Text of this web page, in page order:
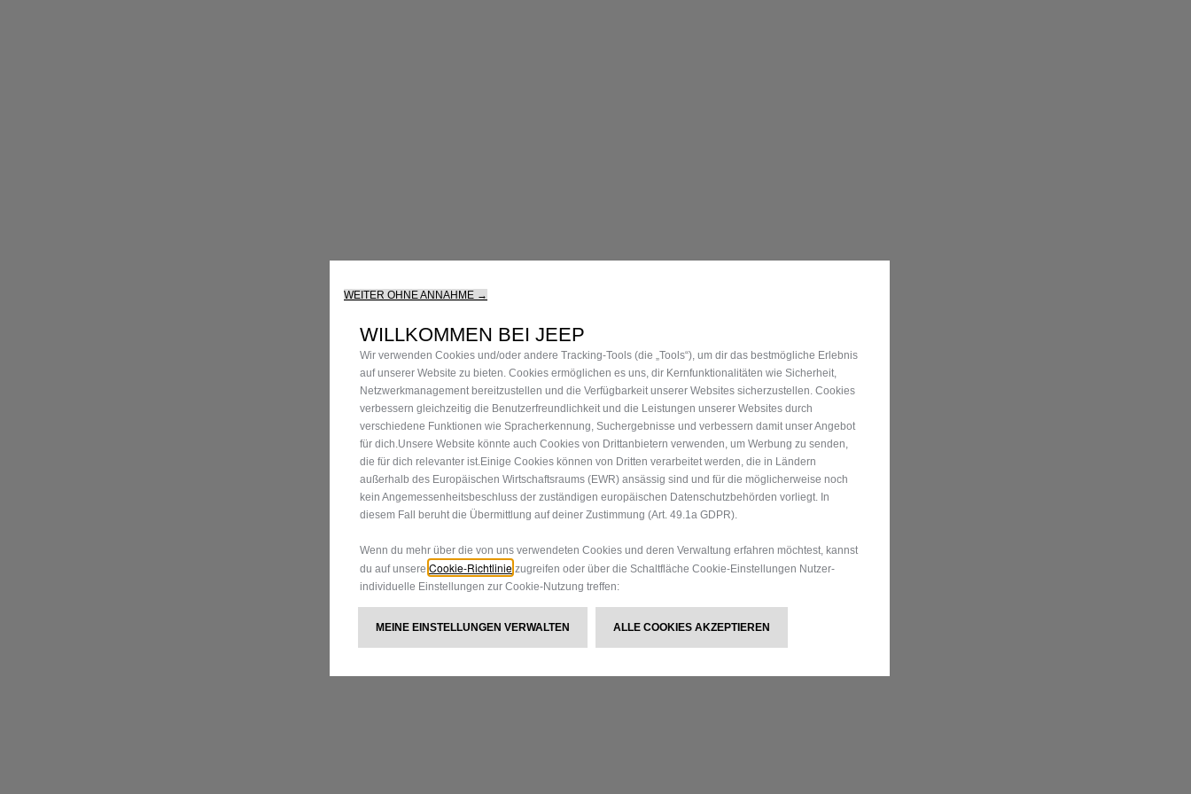
WEITER OHNE ANNAHME →
WILLKOMMEN BEI JEEP
Wir verwenden Cookies und/oder andere Tracking‑Tools (die „Tools“), um dir das bestmögliche Erlebnis
auf unserer Website zu bieten. Cookies ermöglichen es uns, dir Kernfunktionalitäten wie Sicherheit,
Netzwerkmanagement bereitzustellen und die Verfügbarkeit unserer Websites sicherzustellen. Cookies
verbessern gleichzeitig die Benutzerfreundlichkeit und die Leistungen unserer Websites durch
verschiedene Funktionen wie Spracherkennung, Suchergebnisse und verbessern damit unser Angebot
für dich.Unsere Website könnte auch Cookies von Drittanbietern verwenden, um Werbung zu senden,
die für dich relevanter ist.Einige Cookies können von Dritten verarbeitet werden, die in Ländern
außerhalb des Europäischen Wirtschaftsraums (EWR) ansässig sind und für die möglicherweise noch
kein Angemessenheitsbeschluss der zuständigen europäischen Datenschutzbehörden vorliegt. In
diesem Fall beruht die Übermittlung auf deiner Zustimmung (Art. 49.1a GDPR).
Wenn du mehr über die von uns verwendeten Cookies und deren Verwaltung erfahren möchtest, kannst
du auf unsere Cookie-Richtlinie zugreifen oder über die Schaltfläche Cookie-Einstellungen Nutzer-
individuelle Einstellungen zur Cookie-Nutzung treffen:
MEINE EINSTELLUNGEN VERWALTEN ALLE COOKIES AKZEPTIEREN